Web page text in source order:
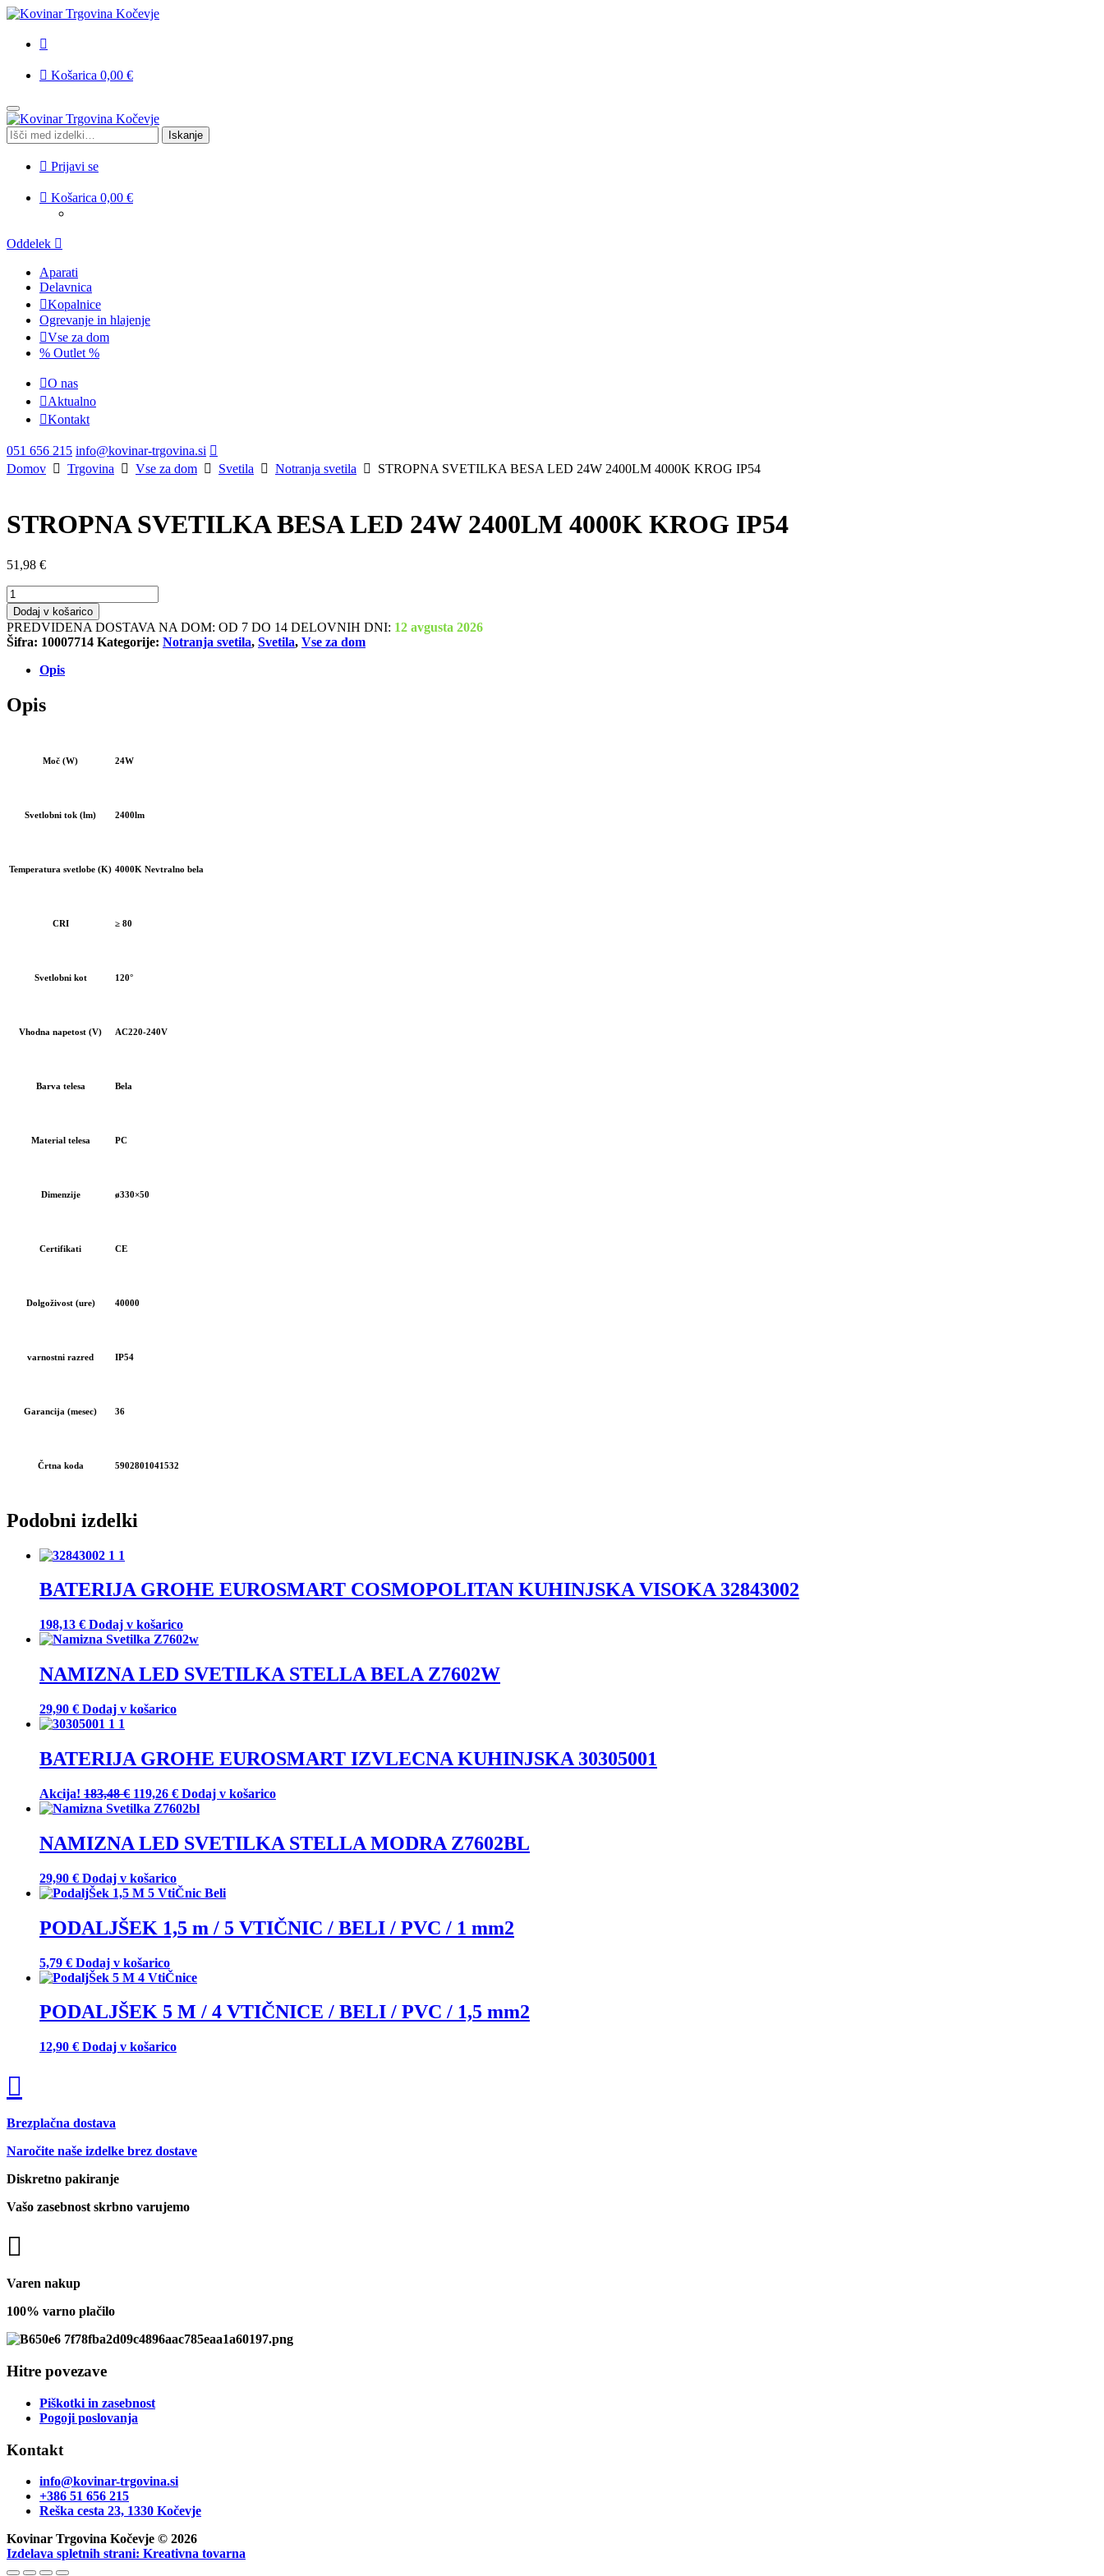
Košarica 0,00 €
Skip
to
navigation
Skip
to
content
Išči: Iskanje
Prijavi se
Košarica 0,00 €
Oddelek
Aparati
Delavnica
Kopalnice
Ogrevanje in hlajenje
Vse za dom
% Outlet %
O nas
Aktualno
Kontakt
051 656 215 info@kovinar-trgovina.si
Domov
Trgovina Vse za dom Svetila Notranja svetila STROPNA SVETILKA BESA LED 24W 2400LM 4000K KROG IP54
STROPNA SVETILKA BESA LED 24W 2400LM 4000K KROG IP54
51,98 €
STROPNA
SVETILKA
BESA
LED
24W
2400LM
4000K
KROG
IP54
Dodaj v košarico
PREDVIDENA DOSTAVA NA DOM: OD 7 DO 14 DELOVNIH DNI: 12 avgusta 2026
Šifra: 10007714 Kategorije: Notranja svetila, Svetila, Vse za dom
Opis
Opis
Moč (W) 24W
Svetlobni tok (lm) 2400lm
Temperatura svetlobe (K) 4000K Nevtralno bela
CRI ≥ 80
Svetlobni kot 120°
Vhodna napetost (V) AC220-240V
Barva telesa Bela
Material telesa PC
Dimenzije ø330×50
Certifikati CE
Dolgoživost (ure) 40000
varnostni razred IP54
Garancija (mesec) 36
Črtna koda 5902801041532
Podobni izdelki
BATERIJA GROHE EUROSMART COSMOPOLITAN KUHINJSKA VISOKA 32843002
198,13 € Dodaj v košarico
NAMIZNA LED SVETILKA STELLA BELA Z7602W
29,90 € Dodaj v košarico
BATERIJA GROHE EUROSMART IZVLECNA KUHINJSKA 30305001
Akcija! 183,48€ Izvirna
cena
bila:
183,48 €.
119,26 €Trenutna
cena
119,26 €.
Dodaj v košarico
NAMIZNA LED SVETILKA STELLA MODRA Z7602BL
29,90 € Dodaj v košarico
PODALJŠEK 1,5 m / 5 VTIČNIC / BELI / PVC / 1 mm2
5,79 € Dodaj v košarico
PODALJŠEK 5 M / 4 VTIČNICE / BELI / PVC / 1,5 mm2
12,90 € Dodaj v košarico
Brezplačna dostava
Naročite naše izdelke brez dostave
Diskretno pakiranje
Vašo zasebnost skrbno varujemo
Varen nakup
100% varno plačilo
Hitre povezave
Piškotki in zasebnost
Pogoji poslovanja
Kontakt
info@kovinar-trgovina.si
+386 51 656 215
Reška cesta 23, 1330 Kočevje
Kovinar Trgovina Kočevje © 2026
Izdelava spletnih strani: Kreativna tovarna